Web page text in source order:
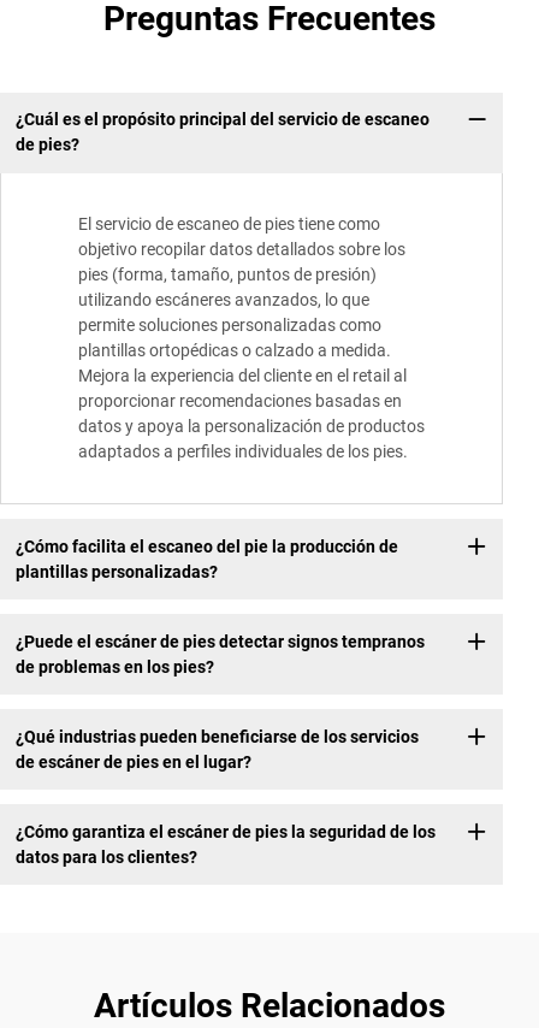
Preguntas Frecuentes
¿Cuál es el propósito principal del servicio de escaneo
de pies?
El servicio de escaneo de pies tiene como
objetivo recopilar datos detallados sobre los
pies (forma, tamaño, puntos de presión)
utilizando escáneres avanzados, lo que
permite soluciones personalizadas como
plantillas ortopédicas o calzado a medida.
Mejora la experiencia del cliente en el retail al
proporcionar recomendaciones basadas en
datos y apoya la personalización de productos
adaptados a perfiles individuales de los pies.
¿Cómo facilita el escaneo del pie la producción de
plantillas personalizadas?
¿Puede el escáner de pies detectar signos tempranos
de problemas en los pies?
¿Qué industrias pueden beneficiarse de los servicios
de escáner de pies en el lugar?
¿Cómo garantiza el escáner de pies la seguridad de los
datos para los clientes?
Artículos Relacionados